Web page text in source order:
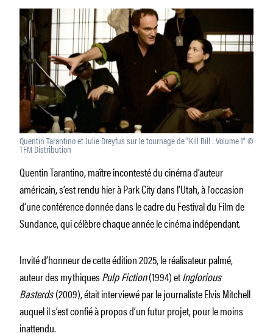
Quentin Tarantino et Julie Dreyfus sur le tournage de "Kill Bill : Volume 1" ©
TFM Distribution
Quentin Tarantino, maître incontesté du cinéma d’auteur
américain, s’est rendu hier à Park City dans l’Utah, à l’occasion
d’une conférence donnée dans le cadre du Festival du Film de
Sundance, qui célèbre chaque année le cinéma indépendant.
Invité d’honneur de cette édition 2025, le réalisateur palmé,
auteur des mythiquesPulp Fiction(1994) etInglorious
Basterds(2009), était interviewé par le journaliste Elvis Mitchell
auquel il s’est confié à propos d’un futur projet, pour le moins
inattendu.